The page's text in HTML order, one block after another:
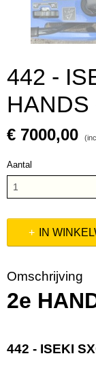
442 -
HANDS
€ 7000,00
Aantal
IN
Omschrijving
2e
442 - ISEKI